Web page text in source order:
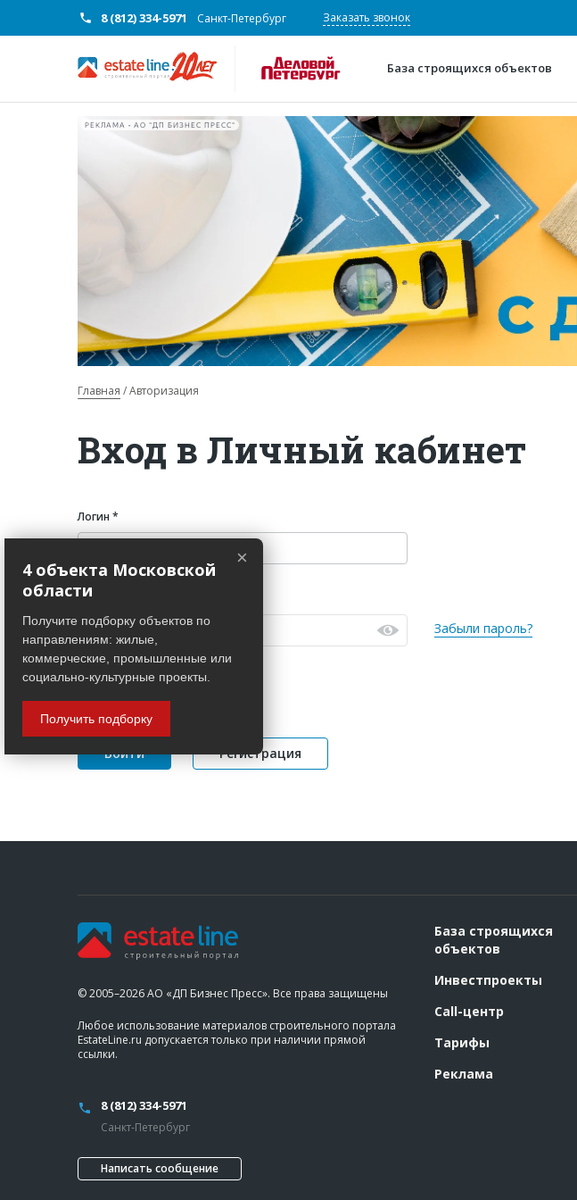
8 (812) 334-5971 Санкт-Петербург Заказать звонок
База строящихся объектов
РЕКЛАМА • АО "ДП БИЗНЕС ПРЕСС"
Главная Авторизация
Вход в Личный кабинет
Логин *
Пароль *
Забыли пароль?
Регистрация
© 2005–2026 АО «ДП Бизнес Пресс». Все права защищены
Любое использование материалов строительного портала
EstateLine.ru допускается только при наличии прямой
ссылки.
8 (812) 334-5971
Санкт-Петербург
Написать сообщение
База строящихся
объектов
Инвестпроекты
Call-центр
Тарифы
Реклама
×
4 объекта Московской
области
Получите подборку объектов по
направлениям: жилые,
коммерческие, промышленные или
социально-культурные проекты.
Получить подборку